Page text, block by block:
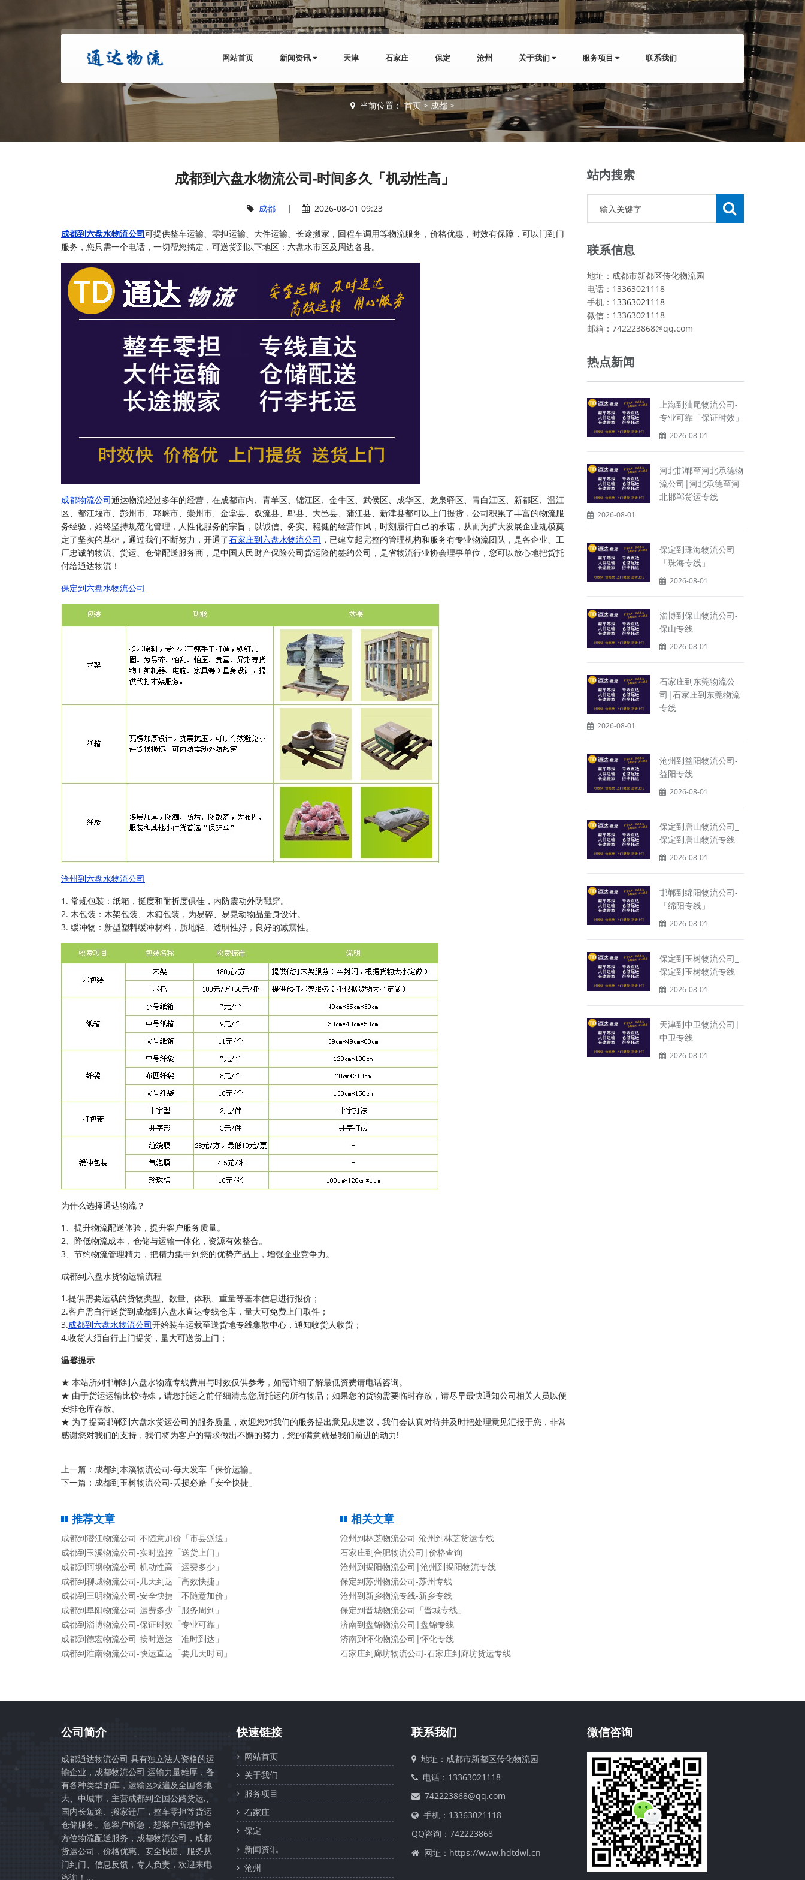
网站首页 新闻资讯 天津 石家庄 保定 沧州 关于我们 服务项目 联系我们
当前位置：首页 > 成都 >
成都到六盘水物流公司-时间多久「机动性高」
成都 | 2026-08-01 09:23
成都到六盘水物流公司可提供整车运输、零担运输、大件运输、长途搬家，回程车调用等物流服务，价格优惠，时效有保障，可以门到门
服务，您只需一个电话，一切帮您搞定，可送货到以下地区：六盘水市区及周边各县。
成都物流公司通达物流经过多年的经营，在成都市内、青羊区、锦江区、金牛区、武侯区、成华区、龙泉驿区、青白江区、新都区、温江
区、都江堰市、彭州市、邛崃市、崇州市、金堂县、双流县、郫县、大邑县、蒲江县、新津县都可以上门提货，公司积累了丰富的物流服
务经验，始终坚持规范化管理，人性化服务的宗旨，以诚信、务实、稳健的经营作风，时刻履行自己的承诺，从而为扩大发展企业规模奠
定了坚实的基础，通过我们不断努力，开通了石家庄到六盘水物流公司 ，已建立起完整的管理机构和服务有专业物流团队，是各企业、工
厂忠诚的物流、货运、仓储配送服务商，是中国人民财产保险公司货运险的签约公司，是省物流行业协会理事单位，您可以放心地把货托
付给通达物流！
保定到六盘水物流公司
沧州到六盘水物流公司
1. 常规包装：纸箱，挺度和耐折度俱佳，内防震动外防戳穿。
2. 木包装：木架包装、木箱包装，为易碎、易晃动物品量身设计。
3. 缓冲物：新型塑料缓冲材料，质地轻、透明性好，良好的减震性。
为什么选择通达物流？
1、提升物流配送体验，提升客户服务质量。
2、降低物流成本，仓储与运输一体化，资源有效整合。
3、节约物流管理精力，把精力集中到您的优势产品上，增强企业竞争力。
成都到六盘水货物运输流程
1.提供需要运载的货物类型、数量、体积、重量等基本信息进行报价；
2.客户需自行送货到成都到六盘水直达专线仓库，量大可免费上门取件；
3.成都到六盘水物流公司开始装车运载至送货地专线集散中心，通知收货人收货；
4.收货人须自行上门提货，量大可送货上门；
温馨提示
★ 本站所列邯郸到六盘水物流专线费用与时效仅供参考，如需详细了解最低资费请电话咨询。
★ 由于货运运输比较特殊，请您托运之前仔细清点您所托运的所有物品；如果您的货物需要临时存放，请尽早最快通知公司相关人员以便
安排仓库存放。
★ 为了提高邯郸到六盘水货运公司的服务质量，欢迎您对我们的服务提出意见或建议，我们会认真对待并及时把处理意见汇报于您，非常
感谢您对我们的支持，我们将为客户的需求做出不懈的努力，您的满意就是我们前进的动力!
上一篇： 成都到本溪物流公司-每天发车「保价运输」
下一篇： 成都到玉树物流公司-丢损必赔「安全快捷」
推荐文章
成都到潜江物流公司-不随意加价「市县派送」
成都到玉溪物流公司-实时监控「送货上门」
成都到阿坝物流公司-机动性高「运费多少」
成都到聊城物流公司-几天到达「高效快捷」
成都到三明物流公司-安全快捷「不随意加价」
成都到阜阳物流公司-运费多少「服务周到」
成都到淄博物流公司-保证时效「专业可靠」
成都到德宏物流公司-按时送达「准时到达」
成都到淮南物流公司-快运直达「要几天时间」
相关文章
沧州到林芝物流公司-沧州到林芝货运专线
石家庄到合肥物流公司|价格查询
沧州到揭阳物流公司|沧州到揭阳物流专线
保定到苏州物流公司-苏州专线
沧州到新乡物流专线-新乡专线
保定到晋城物流公司「晋城专线」
济南到盘锦物流公司|盘锦专线
济南到怀化物流公司|怀化专线
石家庄到廊坊物流公司-石家庄到廊坊货运专线
站内搜索
联系信息
地址：成都市新都区传化物流园
电话：13363021118
手机： 13363021118
微信：13363021118
邮箱：742223868@qq.com
热点新闻
上海到汕尾物流公司-
专业可靠「保证时效」
2026-08-01
河北邯郸至河北承德物
流公司|河北承德至河
北邯郸货运专线
2026-08-01
保定到珠海物流公司
「珠海专线」
2026-08-01
淄博到保山物流公司-
保山专线
2026-08-01
石家庄到东莞物流公
司|石家庄到东莞物流
专线
2026-08-01
沧州到益阳物流公司-
益阳专线
2026-08-01
保定到唐山物流公司_
保定到唐山物流专线
2026-08-01
邯郸到绵阳物流公司-
「绵阳专线」
2026-08-01
保定到玉树物流公司_
保定到玉树物流专线
2026-08-01
天津到中卫物流公司|
中卫专线
2026-08-01
公司简介
成都通达物流公司 具有独立法人资格的运
输企业，成都物流公司 运输力量雄厚，备
有各种类型的车，运输区域遍及全国各地
大、中城市，主营成都到全国公路货运,、
国内长短途、搬家迁厂，整车零担等货运
仓储服务。急客户所急，想客户所想的全
方位物流配送服务，成都物流公司，成都
货运公司，价格优惠、安全快捷、服务从
门到门、信息反馈，专人负责，欢迎来电
咨询！...
快速链接
网站首页
关于我们
服务项目
石家庄
保定
新闻资讯
沧州
联系我们
地址：成都市新都区传化物流园
电话：13363021118
742223868@qq.com
手机：13363021118
QQ咨询： 742223868
网址：https://www.hdtdwl.cn
微信咨询